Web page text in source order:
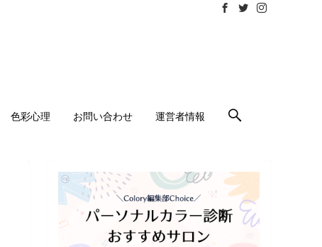
色彩心理 お問い合わせ 運営者情報